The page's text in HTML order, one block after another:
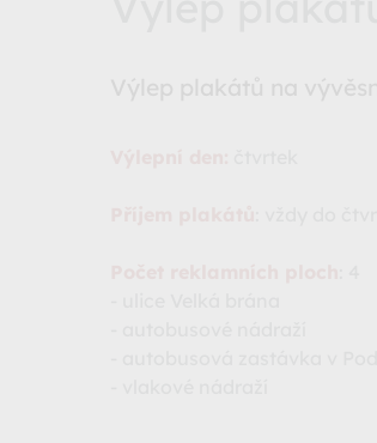
Výlep plakátů na
: vždy do